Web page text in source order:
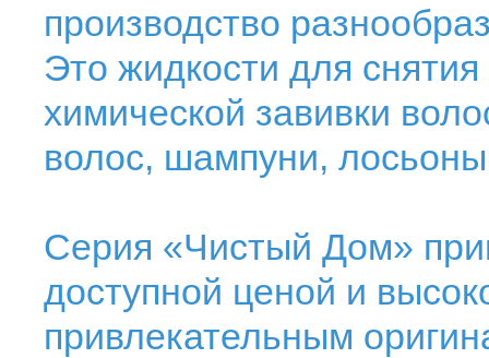
производство
Это жидкости для
химической завивки
волос, шампуни,
Серия «Чистый Дом»
доступной ценой и
привлекательным